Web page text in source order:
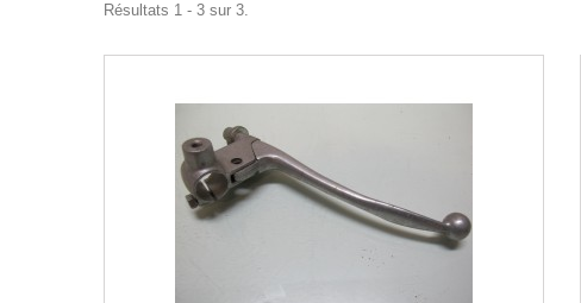
Résultats 1 - 3 sur 3.